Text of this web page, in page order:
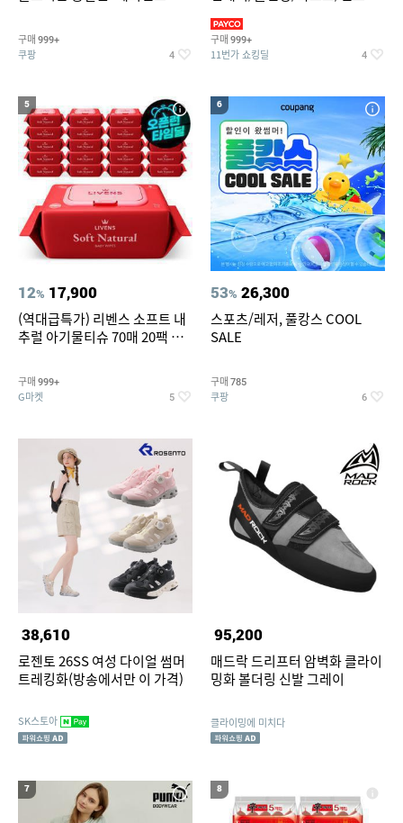
구매 999+
쿠팡 4
구매 999+
11번가 쇼킹딜 4
5
12% 17,900
(역대급특가) 리벤스 소프트 내
추럴 아기물티슈 70매 20팩 캡
구매 999+
G마켓 5
6
53% 26,300
스포츠/레저, 풀캉스 COOL
SALE
구매 785
쿠팡 6
38,610
로젠토 26SS 여성 다이얼 썸머
트레킹화(방송에서만 이 가격)
SK스토아
95,200
매드락 드리프터 암벽화 클라이
밍화 볼더링 신발 그레이
클라이밍에 미치다
7 8